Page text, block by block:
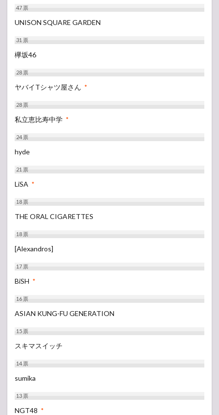
47票
UNISON SQUARE GARDEN
31票
欅坂46
28票
ヤバイTシャツ屋さん *
28票
私立恵比寿中学 *
24票
hyde
21票
LiSA *
18票
THE ORAL CIGARETTES
18票
[Alexandros]
17票
BiSH *
16票
ASIAN KUNG-FU GENERATION
15票
スキマスイッチ
14票
sumika
13票
NGT48 *